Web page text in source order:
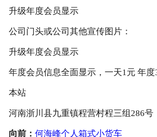
升级年度会员显示
公司门头或公司其他宣传图片：
升级年度会员显示
年度会员信息全面显示，一天1元 年
本站
河南浙川县九重镇程营村程三组286号
向前： 何海峰个人箱式小货车